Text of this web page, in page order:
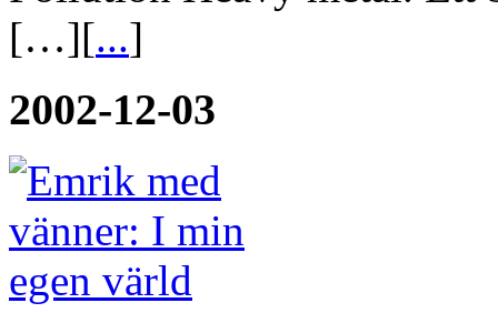
[…][...]
2002-12-03